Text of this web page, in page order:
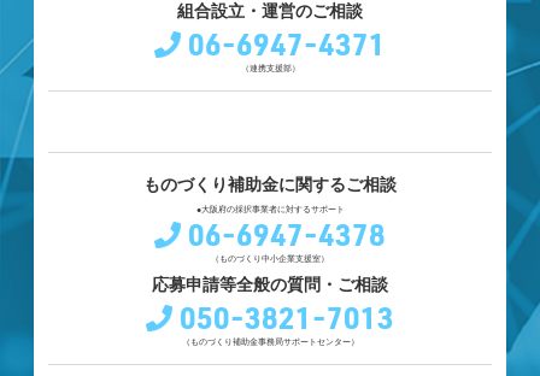
組合設立・運営のご相談
06-6947-4371
（連携支援部）
ものづくり補助金に関するご相談
●大阪府の採択事業者に対するサポート
06-6947-4378
（ものづくり中小企業支援室）
応募申請等全般の質問・ご相談
050-3821-7013
（ものづくり補助金事務局サポートセンター）